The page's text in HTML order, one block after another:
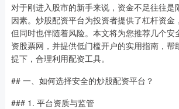
对于刚进入股市的新手来说，资金不足往往是
因素。炒股配资平台为投资者提供了杠杆资金
但同时也伴随着风险。本文将为您推荐几个安
资股票网，并提供低门槛开户的实用指南，帮
提下，合理利用配资工具。
## 一、如何选择安全的炒股配资平台？
### 1. 平台资质与监管